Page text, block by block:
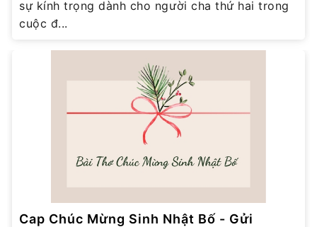
sự kính trọng dành cho người cha thứ hai trong
cuộc đ...
Cap Chúc Mừng Sinh Nhật Bố - Gửi